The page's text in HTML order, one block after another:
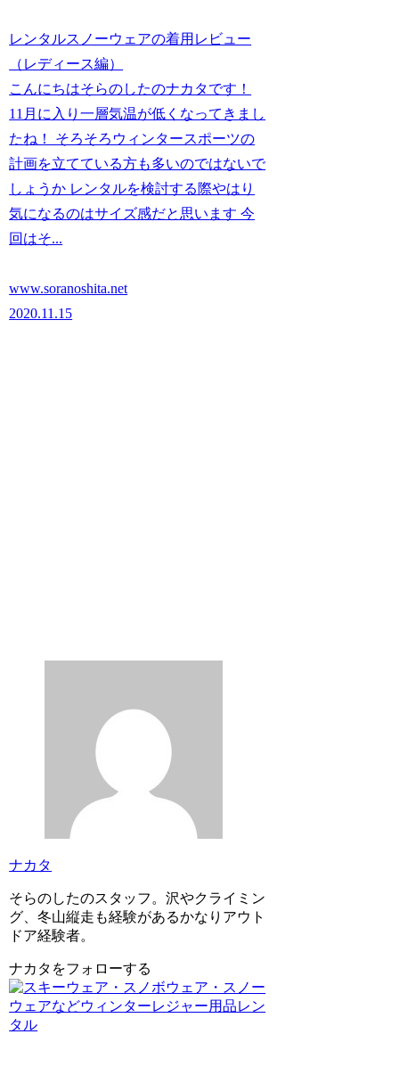
レンタルスノーウェアの着用レビュー
（レディース編）
こんにちはそらのしたのナカタです！
11月に入り一層気温が低くなってきまし
たね！ そろそろウィンタースポーツの
計画を立てている方も多いのではないで
しょうか レンタルを検討する際やはり
気になるのはサイズ感だと思います 今
回はそ...
www.soranoshita.net
2020.11.15
ナカタ
そらのしたのスタッフ。沢やクライミン
グ、冬山縦走も経験があるかなりアウト
ドア経験者。
ナカタをフォローする